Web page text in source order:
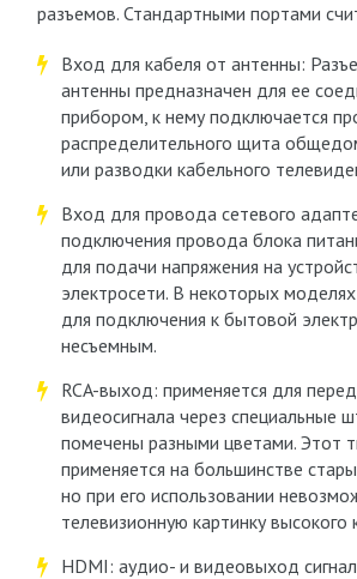
разъемов. Стандартными портами
Вход для кабеля от антенны:
антенны предназначен для ее
прибором, к нему подключается
распределительного щита
или разводки кабельного
Вход для провода сетевого
подключения провода блока
для подачи напряжения на
электросети. В некоторых
для подключения к бытовой
несъемным.
RCA-выход: применяется для
видеосигнала через специальные
помечены разными цветами. Этот
применяется на большинстве
но при его использовании
телевизионную картинку высокого
HDMI: аудио- и видеовыход